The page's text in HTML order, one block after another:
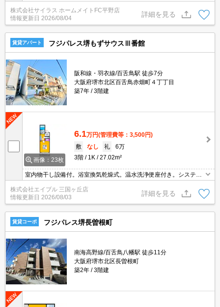
です♪初期費用のご予算が心配な方は、当店ではクレジット決済が可
能ですのでご安心してお部屋探し頂けますよ♪
株式会社サイラス ホームメイトFC平野店
情報更新日 2026/08/04
詳細を見る
賃貸アパート フジパレス堺もずサウスⅢ番館
阪和線・羽衣線/百舌鳥駅 徒歩7分
大阪府堺市北区百舌鳥赤畑町４丁丁目
築7年
3階建
画像：23枚
6.1万円(管理費等：3,500円)
敷
なし 礼
6万
3階
1K 27.02m²
室内物干し設備付。浴室換気乾燥式。温水洗浄便座付き。システム
キッチン。
株式会社エイブル 三国ヶ丘店
情報更新日 2026/08/03
詳細を見る
賃貸コーポ フジパレス堺長曽根町
南海高野線/百舌鳥八幡駅 徒歩11分
大阪府堺市北区長曽根町
築2年
3階建